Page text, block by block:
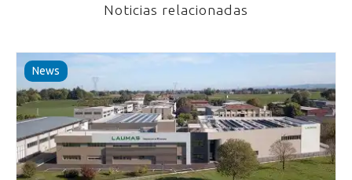
Noticias relacionadas
News